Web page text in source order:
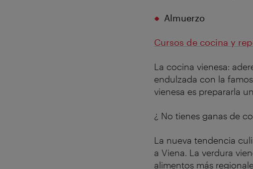
Almuerzo
Cursos de cocina y
La cocina vienesa:
endulzada con la
vienesa es prepararla
¿ No tienes ganas de
La nueva tendencia
a Viena. La verdura
alimentos más